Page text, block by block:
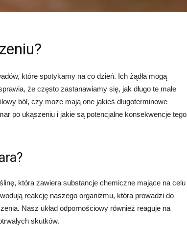
które spotykamy na co dzień. Ich żądła mogą
że ​​często zastanawiamy się, jak długo te małe
ból, czy może mają one jakieś długoterminowe
po ukąszeniu i jakie są potencjalne konsekwencje tego
która zawiera substancje chemiczne mające na celu
reakcję naszego organizmu, która prowadzi do
Nasz układ odpornościowy również reaguje na
skutków.